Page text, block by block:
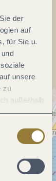
der
auf
für Sie u.
unsere
zu
außerhalb
"Alle
Nutzung